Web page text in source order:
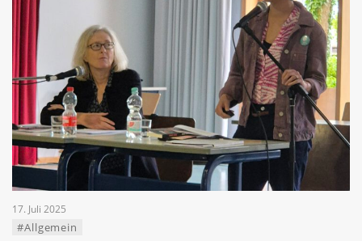
17. Juli 2025
#Allgemein